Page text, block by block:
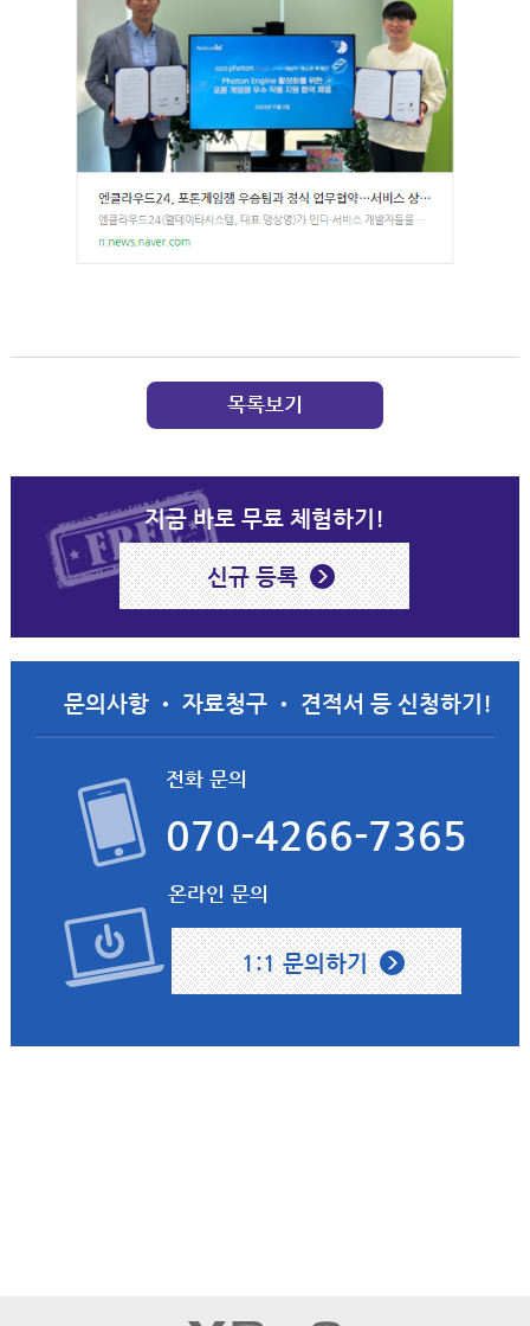
목록보기
지금 바로 무료 체험하기!
신규 등록
문의사항 • 자료청구 • 견적서 등 신청하기!
전화 문의
070-4266-7365
온라인 문의
1:1 문의하기